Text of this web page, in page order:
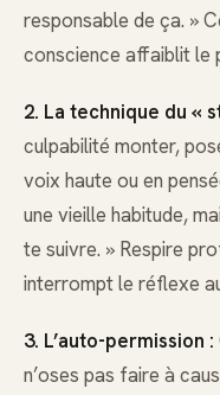
responsable de ça. »
conscience affaiblit le
2. La technique du «
culpabilité monter,
voix haute ou en
une vieille habitude,
te suivre. » Respire
interrompt le réflexe
3. L’auto-permission :
n’oses pas faire à